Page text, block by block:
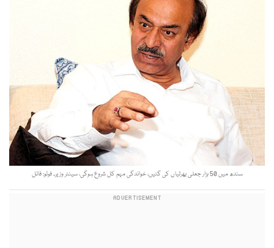
سندھ میں 50 ہزار جعلی بھرتیاں کی گئیں، خواندگی مہم کل شروع ہوگی، سینئر وزیر۔ فوٹو: فائل